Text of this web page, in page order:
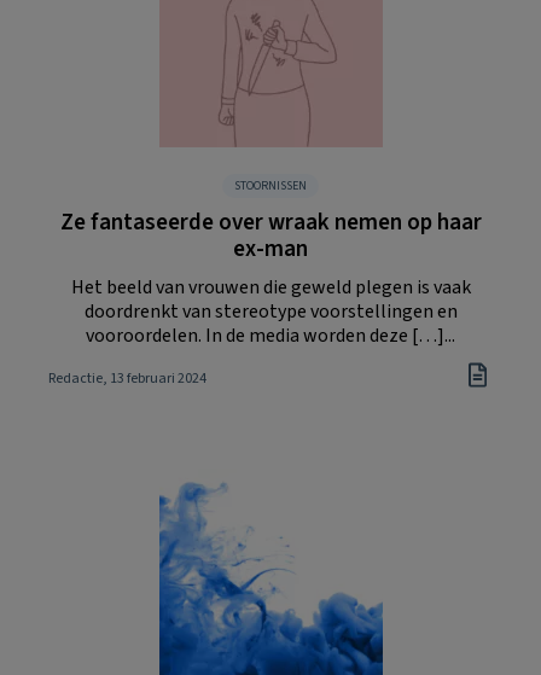
STOORNISSEN
Ze fantaseerde over wraak nemen op haar
ex-man
Het beeld van vrouwen die geweld plegen is vaak
doordrenkt van stereotype voorstellingen en
vooroordelen. In de media worden deze […]...
Redactie, 13 februari 2024